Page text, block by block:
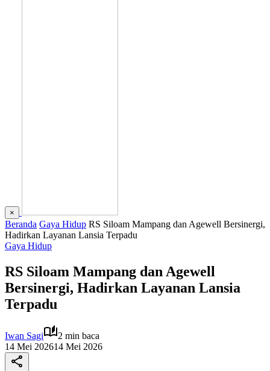
×
Beranda Gaya Hidup RS Siloam Mampang dan Agewell Bersinergi,
Hadirkan Layanan Lansia Terpadu
Gaya Hidup
RS Siloam Mampang dan Agewell
Bersinergi, Hadirkan Layanan Lansia
Terpadu
Iwan Sagi
2 min baca
14 Mei 202614 Mei 2026